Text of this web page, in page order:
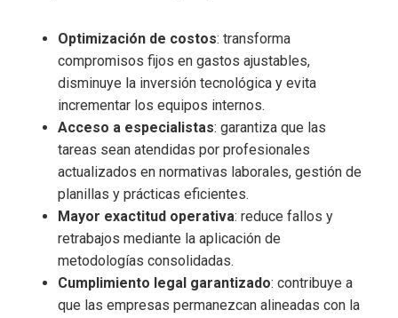
Optimización de costos: transforma
compromisos fijos en gastos ajustables,
disminuye la inversión tecnológica y evita
incrementar los equipos internos.
Acceso a especialistas: garantiza que las
tareas sean atendidas por profesionales
actualizados en normativas laborales, gestión de
planillas y prácticas eficientes.
Mayor exactitud operativa: reduce fallos y
retrabajos mediante la aplicación de
metodologías consolidadas.
Cumplimiento legal garantizado: contribuye a
que las empresas permanezcan alineadas con la